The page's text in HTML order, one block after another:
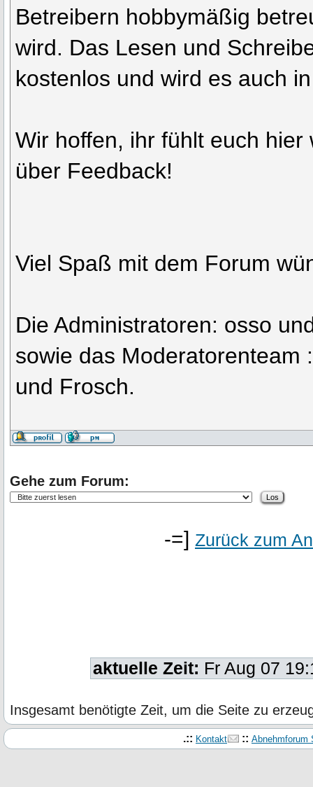
Betreibern hobbymäßig
wird. Das Lesen und
kostenlos und wird es auch
Wir hoffen, ihr fühlt euch
über Feedback!
Viel Spaß mit dem Forum
Die Administratoren: osso
sowie das Moderatorenteam
und Frosch.
Gehe zum Forum:
-=] Zurück zum
aktuelle Zeit: Fr Aug 07
Insgesamt benötigte Zeit, um die Seite zu
.:: Kontakt :: Abnehmforum